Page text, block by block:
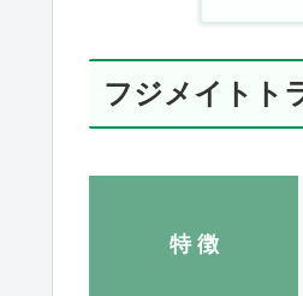
フジメイトト
特 徴